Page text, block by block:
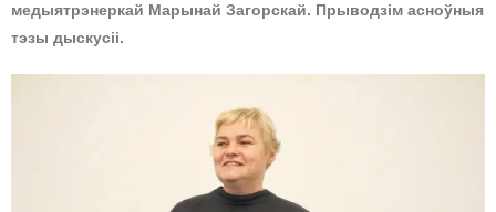
медыятрэнеркай Марынай Загорскай. Прыводзім асноўныя
тэзы дыскусіі.